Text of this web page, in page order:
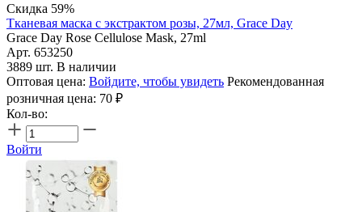
Скидка 59%
Тканевая маска с экстрактом розы, 27мл, Grace Day
Grace Day Rose Cellulose Mask, 27ml
Арт. 653250
3889 шт. В наличии
Оптовая цена: Войдите, чтобы увидеть Рекомендованная
розничная цена: 70 ₽
Кол-во:
Войти